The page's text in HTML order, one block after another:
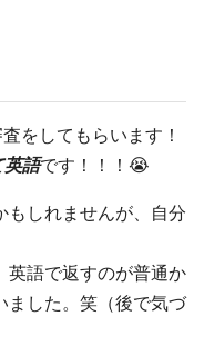
をしてもらいます！
英語です！！！😭
もしれませんが、自分
英語で返すのが普通か
ました。笑（後で気づ